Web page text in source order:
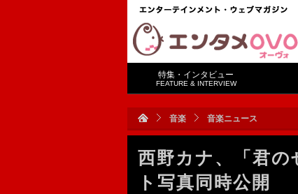
特集・インタビュー
FEATURE & INTERVIEW
音楽 音楽ニュース
西野カナ、「君の
ト写真同時公開